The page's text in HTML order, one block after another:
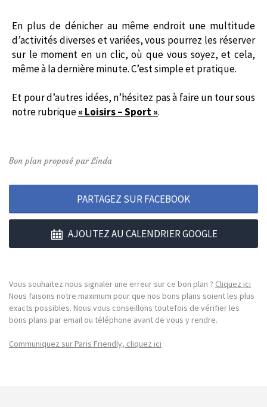
En plus de dénicher au même endroit une multitude
d’activités diverses et variées, vous pourrez les réserver
sur le moment en un clic, où que vous soyez, et cela,
même à la dernière minute. C’est simple et pratique.
Et pour d’autres idées, n’hésitez pas à faire un tour sous
notre rubrique« Loisirs – Sport ».
Bon plan proposé par Linda
PARTAGEZ SUR FACEBOOK
AJOUTEZ AU CALENDRIER GOOGLE
Vous souhaitez nous signaler une erreur sur ce bon plan ? Cliquez ici
Nous faisons notre maximum pour que nos bons plans soient les plus
exacts possibles. Nous vous conseillons toutefois de vérifier les
bons plans par email ou téléphone avant de vous y rendre.
Communiquez sur Paris Friendly, cliquez ici